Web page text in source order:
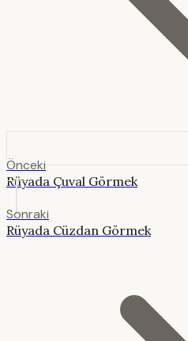
Önceki
Rüyada Çuval Görmek
Sonraki
Rüyada Cüzdan Görmek